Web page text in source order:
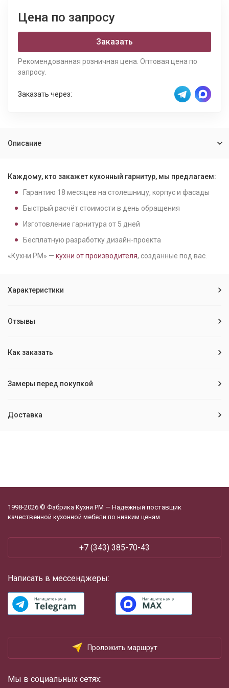
Цена по запросу
Заказать
Рекомендованная розничная цена. Оптовая цена по
запросу.
Заказать через:
Описание
Каждому, кто закажет кухонный гарнитур, мы предлагаем:
Гарантию 18 месяцев на столешницу, корпус и фасады
Быстрый расчёт стоимости в день обращения
Изготовление гарнитура от 5 дней
Бесплатную разработку дизайн-проекта
«Кухни РМ» — кухни от производителя, созданные под вас.
Характеристики
Отзывы
Как заказать
Замеры перед покупкой
Доставка
1998-2026 © Фабрика Кухни РМ — Надежный поставщик
качественной кухонной мебели по низким ценам
+7 (343) 385-70-43
Написать в мессенджеры:
Проложить маршрут
Мы в социальных сетях: